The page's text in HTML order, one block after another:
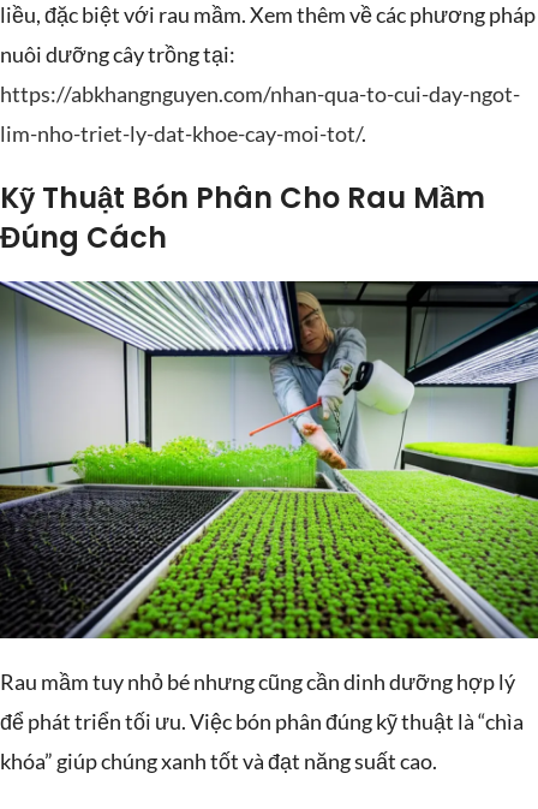
liều, đặc biệt với rau mầm. Xem thêm về các phương pháp
nuôi dưỡng cây trồng tại:
https://abkhangnguyen.com/nhan-qua-to-cui-day-ngot-
lim-nho-triet-ly-dat-khoe-cay-moi-tot/.
Kỹ Thuật Bón Phân Cho Rau Mầm
Đúng Cách
Rau mầm tuy nhỏ bé nhưng cũng cần dinh dưỡng hợp lý
để phát triển tối ưu. Việc bón phân đúng kỹ thuật là “chìa
khóa” giúp chúng xanh tốt và đạt năng suất cao.